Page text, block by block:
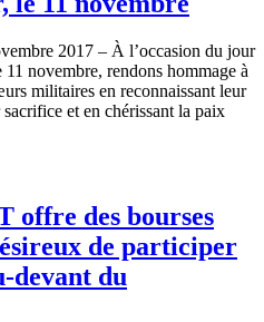
2017 – À l’occasion du jour
novembre, rendons hommage à
militaires en reconnaissant leur
et en chérissant la paix
offre des bourses
de participer
devant du